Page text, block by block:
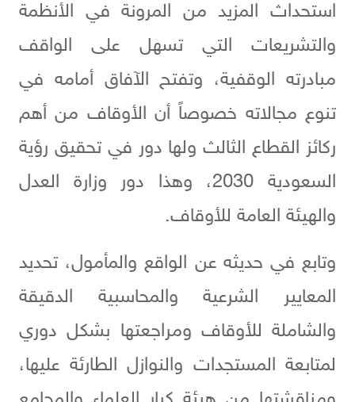
استحداث المزيد من المرونة في الأنظمة
والتشريعات التي تسهل على الواقف
مبادرته الوقفية، وتفتح الآفاق أمامه في
تنوع مجالاته خصوصاً أن الأوقاف من أهم
ركائز القطاع الثالث ولها دور في تحقيق رؤية
السعودية 2030، وهذا دور وزارة العدل
والهيئة العامة للأوقاف.
وتابع في حديثه عن الواقع والمأمول، تحديد
المعايير الشرعية والمحاسبية الدقيقة
والشاملة للأوقاف ومراجعتها بشكل دوري
لمتابعة المستجدات والنوازل الطارئة عليها،